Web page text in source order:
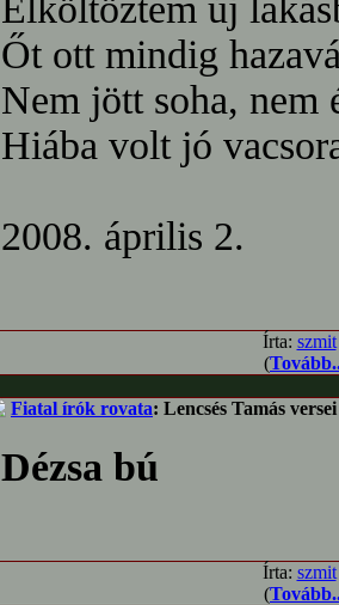
Elköltöztem új
Őt ott mindig
Nem jött soha, nem
Hiába volt jó
2008. április 2.
Írta: szmit
(
Fiatal írók rovata: Lencsés Tamás versei
Dézsa bú
Írta: szmit
(